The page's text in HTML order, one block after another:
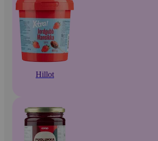
Hillot